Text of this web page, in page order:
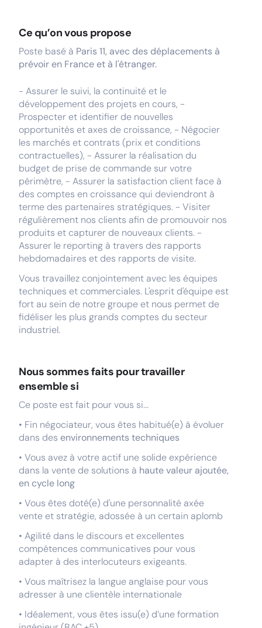
Ce qu’on vous propose
Poste basé à Paris 11, avec des déplacements à
prévoir en France et à l'étranger.
- Assurer le suivi, la continuité et le
développement des projets en cours, -
Prospecter et identifier de nouvelles
opportunités et axes de croissance, - Négocier
les marchés et contrats (prix et conditions
contractuelles), - Assurer la réalisation du
budget de prise de commande sur votre
périmètre, - Assurer la satisfaction client face à
des comptes en croissance qui deviendront à
terme des partenaires stratégiques. - Visiter
régulièrement nos clients afin de promouvoir nos
produits et capturer de nouveaux clients. -
Assurer le reporting à travers des rapports
hebdomadaires et des rapports de visite.
Vous travaillez conjointement avec les équipes
techniques et commerciales. L'esprit d'équipe est
fort au sein de notre groupe et nous permet de
fidéliser les plus grands comptes du secteur
industriel.
Nous sommes faits pour travailler
ensemble si
Ce poste est fait pour vous si...
• Fin négociateur, vous êtes habitué(e) à évoluer
dans des environnements techniques
• Vous avez à votre actif une solide expérience
dans la vente de solutions à haute valeur ajoutée,
en cycle long
• Vous êtes doté(e) d'une personnalité axée
vente et stratégie, adossée à un certain aplomb
• Agilité dans le discours et excellentes
compétences communicatives pour vous
adapter à des interlocuteurs exigeants.
• Vous maîtrisez la langue anglaise pour vous
adresser à une clientèle internationale
• Idéalement, vous êtes issu(e) d’une formation